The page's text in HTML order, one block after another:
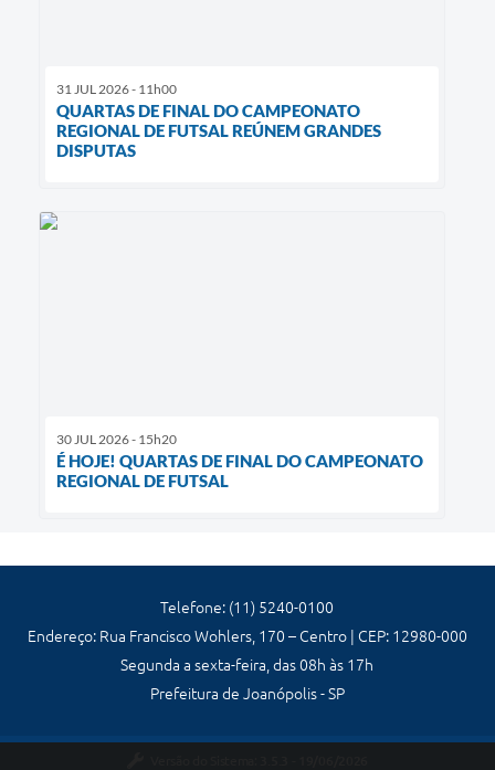
31 JUL 2026 - 11h00
QUARTAS DE FINAL DO CAMPEONATO
REGIONAL DE FUTSAL REÚNEM GRANDES
DISPUTAS
30 JUL 2026 - 15h20
É HOJE! QUARTAS DE FINAL DO CAMPEONATO
REGIONAL DE FUTSAL
Telefone: (11) 5240-0100
Endereço: Rua Francisco Wohlers, 170 – Centro | CEP: 12980-000
Segunda a sexta-feira, das 08h às 17h
Prefeitura de Joanópolis - SP